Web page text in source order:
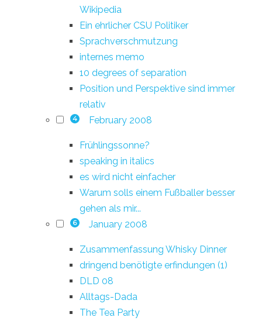
Wikipedia
Ein ehrlicher CSU Politiker
Sprachverschmutzung
internes memo
10 degrees of separation
Position und Perspektive sind immer
relativ
4 February 2008
Frühlingssonne?
speaking in italics
es wird nicht einfacher
Warum solls einem Fußballer besser
gehen als mir...
6 January 2008
Zusammenfassung Whisky Dinner
dringend benötigte erfindungen (1)
DLD 08
Alltags-Dada
The Tea Party